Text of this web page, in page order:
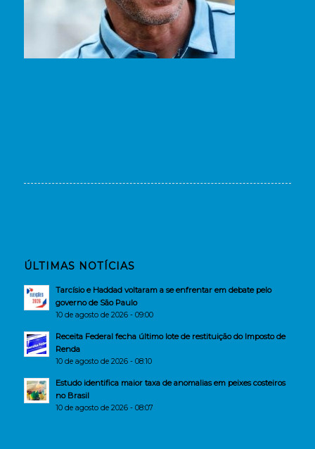
ÚLTIMAS NOTÍCIAS
Tarcísio e Haddad voltaram a se enfrentar em debate pelo
governo de São Paulo
10 de agosto de 2026 - 09:00
Receita Federal fecha último lote de restituição do Imposto de
Renda
10 de agosto de 2026 - 08:10
Estudo identifica maior taxa de anomalias em peixes costeiros
no Brasil
10 de agosto de 2026 - 08:07